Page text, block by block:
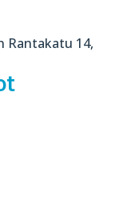
Rantakatu 14,